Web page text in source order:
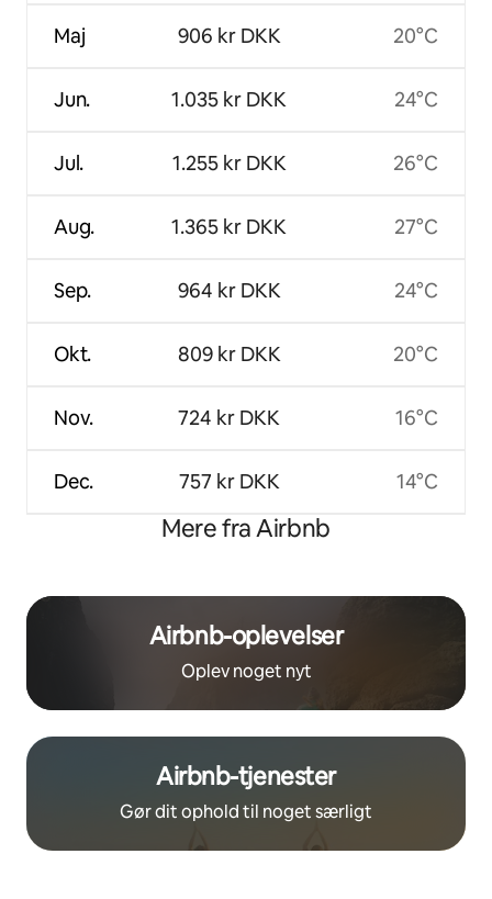
Maj
Jun.
Jul.
Aug.
Sep.
Okt.
Nov.
Dec.
906 kr DKK
1.035 kr DKK
1.255 kr DKK
1.365 kr DKK
964 kr DKK
809 kr DKK
724 kr DKK
757 kr DKK
20°C
24°C
26°C
27°C
24°C
20°C
16°C
14°C
Mere fra Airbnb
Airbnb-oplevelser
Oplev noget nyt
Airbnb-tjenester
Gør dit ophold til noget særligt